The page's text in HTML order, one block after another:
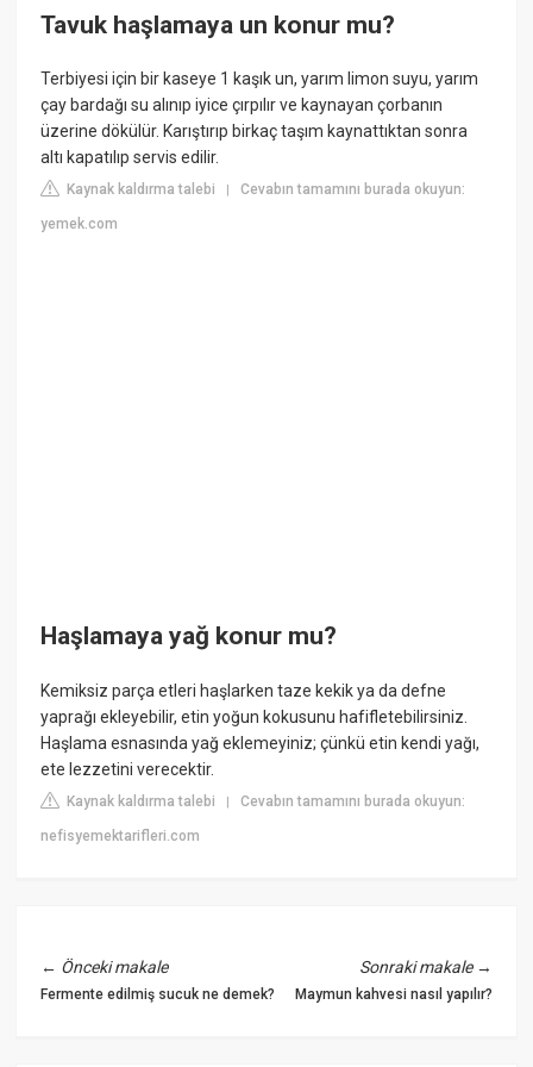
Tavuk haşlamaya un konur mu?
Terbiyesi için bir kaseye 1 kaşık un, yarım limon suyu, yarım
çay bardağı su alınıp iyice çırpılır ve kaynayan çorbanın
üzerine dökülür. Karıştırıp birkaç taşım kaynattıktan sonra
altı kapatılıp servis edilir.
Kaynak kaldırma talebi |Cevabın tamamını burada okuyun:
yemek.com
Haşlamaya yağ konur mu?
Kemiksiz parça etleri haşlarken taze kekik ya da defne
yaprağı ekleyebilir, etin yoğun kokusunu hafifletebilirsiniz.
Haşlama esnasında yağ eklemeyiniz; çünkü etin kendi yağı,
ete lezzetini verecektir.
Kaynak kaldırma talebi |Cevabın tamamını burada okuyun:
nefisyemektarifleri.com
← Önceki makale
Fermente edilmiş sucuk ne demek?
Sonraki makale→
Maymun kahvesi nasıl yapılır?